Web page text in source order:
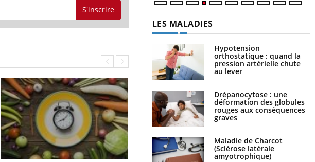
S'inscrire
LES MALADIES
Hypotension
orthostatique : quand la
pression artérielle chute
au lever
Drépanocytose : une
déformation des globules
rouges aux conséquences
graves
Maladie de Charcot
(Sclérose latérale
amyotrophique)